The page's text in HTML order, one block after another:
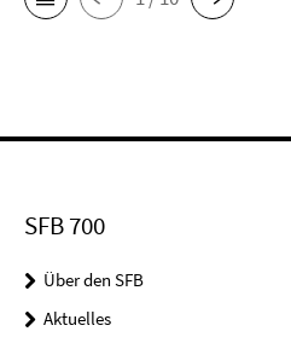
SFB 700
Über den SFB
Aktuelles